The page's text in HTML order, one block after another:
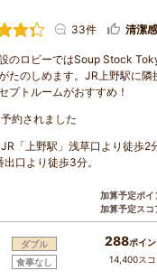
33件 清潔
のロビーではSoup Stock
たのしめます。JR上野駅に
プトルームがおすすめ！
約されました
JR「上野駅」浅草口より徒歩2
出口より徒歩3分。
加算予定ポイ
加算予定スコ
ダブル
食事なし
288ポイ
14,400ス